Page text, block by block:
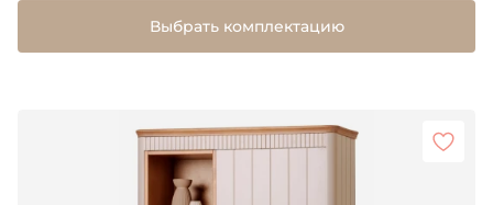
Выбрать комплектацию